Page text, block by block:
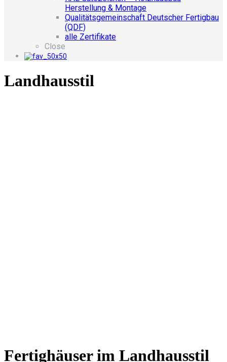
Herstellung & Montage
Qualitätsgemeinschaft Deutscher Fertigbau
(QDF)
alle Zertifikate
Close
Landhausstil
Fertighäuser im Landhausstil